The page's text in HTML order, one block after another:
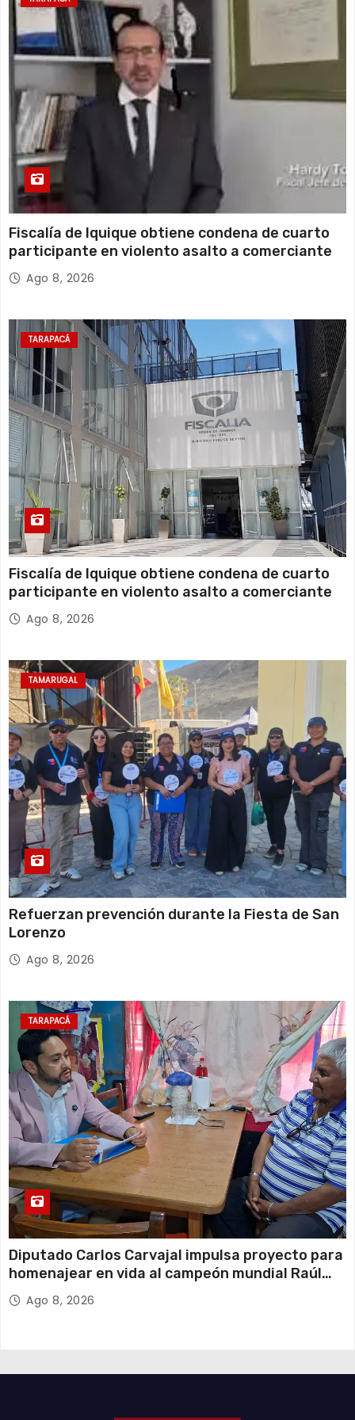
15 de agosto
Sábado 19°C
Fiscalía de Iquique obtiene condena de cuarto
participante en violento asalto a comerciante
Ago 8, 2026
TARAPACÁ
Fiscalía de Iquique obtiene condena de cuarto
participante en violento asalto a comerciante
Ago 8, 2026
TAMARUGAL
Refuerzan prevención durante la Fiesta de San
Lorenzo
Ago 8, 2026
TARAPACÁ
Diputado Carlos Carvajal impulsa proyecto para
homenajear en vida al campeón mundial Raúl
Choque
Ago 8, 2026